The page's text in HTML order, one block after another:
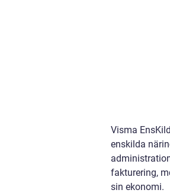
Visma
enskilda
fakturering,
sin ekonomi.